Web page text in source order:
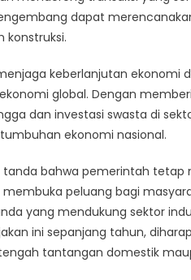
dapat
konstruksi.
keberlanjutan ekonomi
global. Dengan
dan investasi swasta di
ekonomi nasional.
tanda bahwa pemerintah
peluang bagi
yang mendukung sektor
ini sepanjang tahun,
tantangan domestik